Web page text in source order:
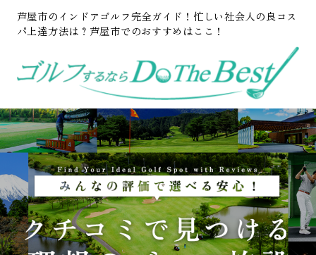
芦屋市のインドアゴルフ完全ガイド！忙しい社会人の良コス
パ上達方法は？芦屋市でのおすすめはここ！